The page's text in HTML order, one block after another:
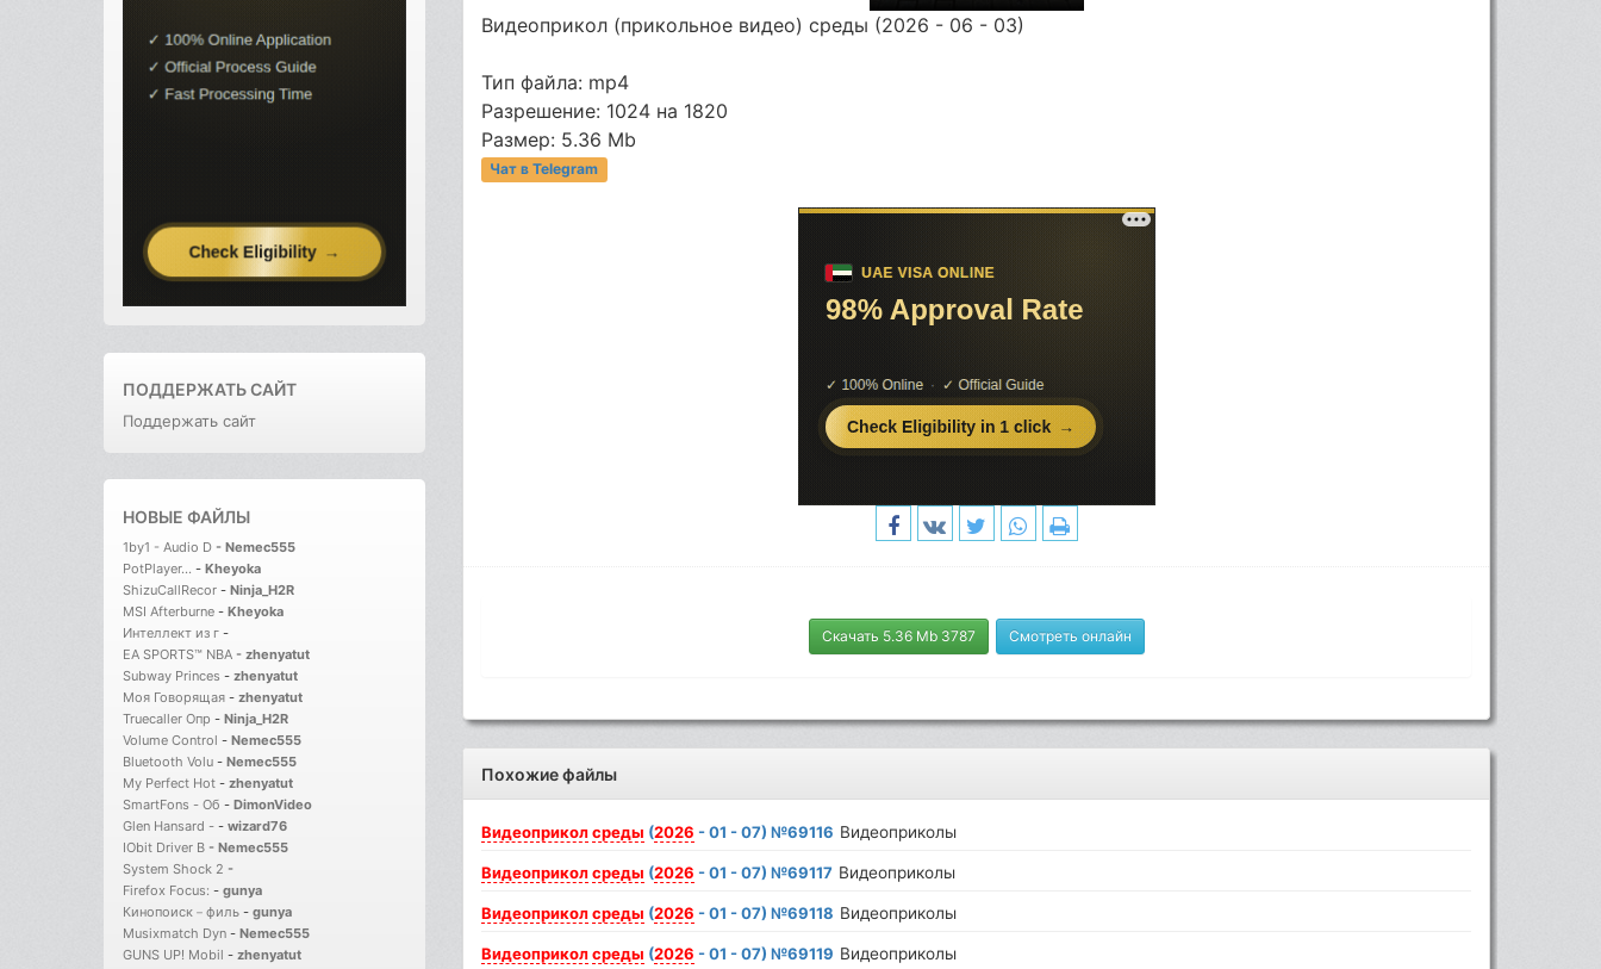
ПОДДЕРЖАТЬ САЙТ
Поддержать сайт
НОВЫЕ ФАЙЛЫ
1by1 - Audio D - Nemec555
PotPlayer... - Kheyoka
ShizuCallRecor - Ninja_H2R
MSI Afterburne - Kheyoka
Интеллект из г -
EA SPORTS™ NBA - zhenyatut
Subway Princes - zhenyatut
Моя Говорящая - zhenyatut
Truecaller Опр - Ninja_H2R
Volume Control - Nemec555
Bluetooth Volu - Nemec555
My Perfect Hot - zhenyatut
SmartFons - Об - DimonVideo
Glen Hansard - - wizard76
IObit Driver B - Nemec555
System Shock 2 -
Firefox Focus: - gunya
Кинопоиск－филь - gunya
Musixmatch Dyn - Nemec555
GUNS UP! Mobil - zhenyatut
Видеоприкол (прикольное видео) среды (2026 - 06 - 03)
Тип файла: mp4
Разрешение: 1024 на 1820
Размер: 5.36 Mb
Чат в Telegram
Скачать 5.36 Mb 3787 Смотреть онлайн
Похожие файлы
Видеоприколсреды (2026 - 01 - 07) №69116 Видеоприколы
Видеоприколсреды (2026 - 01 - 07) №69117 Видеоприколы
Видеоприколсреды (2026 - 01 - 07) №69118 Видеоприколы
Видеоприколсреды (2026 - 01 - 07) №69119 Видеоприколы